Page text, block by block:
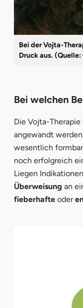
Bei der Vojta-
Druck aus.
Bei welchen
Die Vojta-Therapie
angewandt
wesentlich
noch erfolgreich
Liegen
Überweisung an
fieberhafte oder